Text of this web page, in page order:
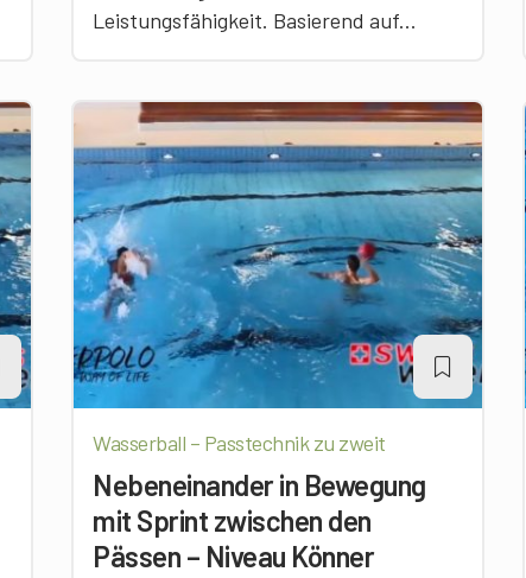
Leistungsfähigkeit. Basierend auf...
Wasserball – Passtechnik zu zweit
Nebeneinander in Bewegung
mit Sprint zwischen den
Pässen – Niveau Könner